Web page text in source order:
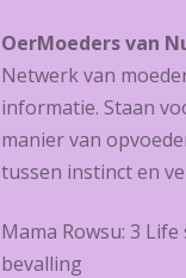
OerMoeders van
Netwerk van
informatie. Staan
manier van
tussen instinct en
Mama Rowsu: 3
bevalling